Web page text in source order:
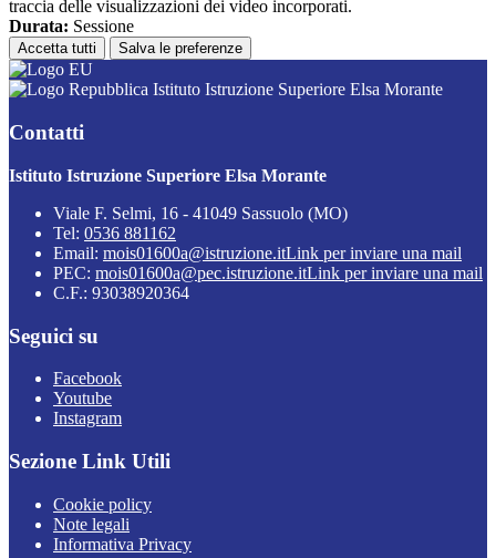
traccia delle visualizzazioni dei video incorporati.
Durata: Sessione
Accetta tutti Salva le preferenze
Istituto Istruzione Superiore Elsa Morante
Contatti
Istituto Istruzione Superiore Elsa Morante
Viale F. Selmi, 16 - 41049 Sassuolo (MO)
Tel: 0536 881162
Email: mois01600a@istruzione.itLink per inviare una mail
PEC: mois01600a@pec.istruzione.itLink per inviare una mail
C.F.: 93038920364
Seguici su
Facebook
Youtube
Instagram
Sezione Link Utili
Cookie policy
Note legali
Informativa Privacy